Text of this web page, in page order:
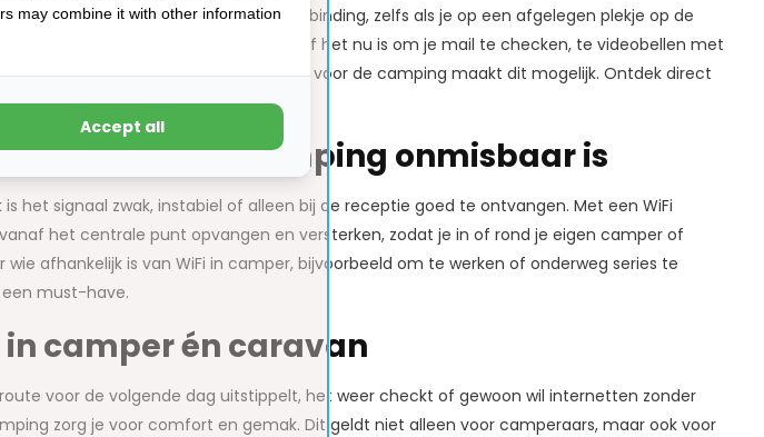
zorg je voor een stabiele en snelle verbinding, zelfs als je op een afgelegen plekje op de
het kamperen verbonden blijven, of het nu is om je mail te checken, te videobellen met
streamen. Een goede WiFi versterker voor de camping maakt dit mogelijk. Ontdek direct
meer informatie.
voor de camping onmisbaar is
het signaal zwak, instabiel of alleen bij de receptie goed te ontvangen. Met een WiFi
het centrale punt opvangen en versterken, zodat je in of rond je eigen camper of
afhankelijk is van WiFi in camper, bijvoorbeeld om te werken of onderweg series te
een must-have.
in camper én caravan
voor de volgende dag uitstippelt, het weer checkt of gewoon wil internetten zonder
zorg je voor comfort en gemak. Dit geldt niet alleen voor camperaars, maar ook voor
may combine it with other information
Accept all